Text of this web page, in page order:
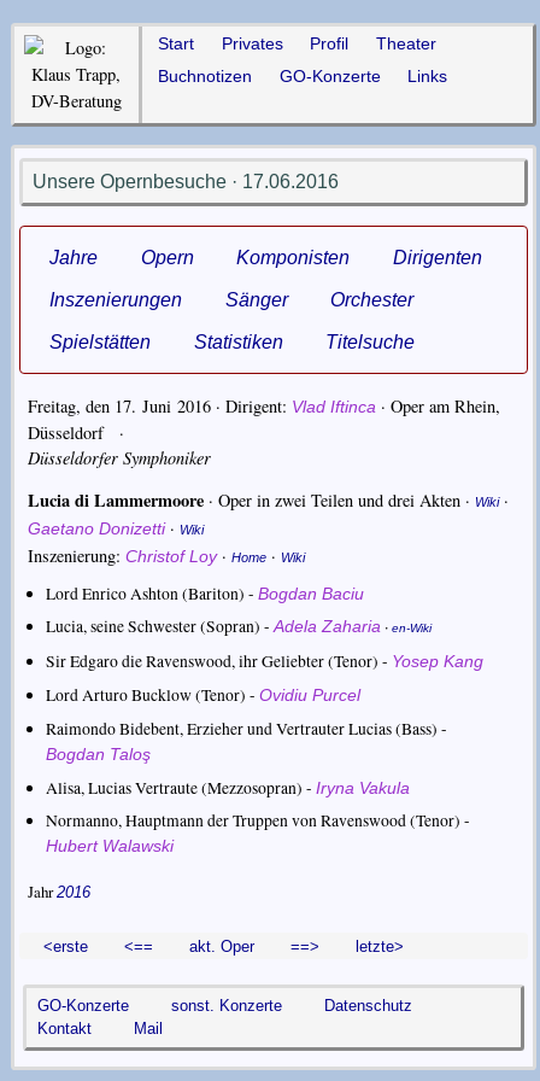
Start Privates Profil
Theater
Buchnotizen
GO-Konzerte Links
Unsere Opernbesuche · 17.06.2016
Jahre Opern Komponisten Dirigenten
Inszenierungen Sänger Orchester
Spielstätten Statistiken Titelsuche
Freitag, den 17. Juni 2016 · Dirigent: Vlad Iftinca ·Oper am Rhein,
Düsseldorf·
Düsseldorfer Symphoniker
Lucia di Lammermoore · Oper in zwei Teilen und drei Akten · Wiki·
Gaetano Donizetti· Wiki
Inszenierung:Christof Loy·Home · Wiki
Lord Enrico Ashton (Bariton) - Bogdan Baciu
Lucia, seine Schwester (Sopran) -Adela Zaharia· en-Wiki
Sir Edgaro die Ravenswood, ihr Geliebter (Tenor) - Yosep Kang
Lord Arturo Bucklow (Tenor) - Ovidiu Purcel
Raimondo Bidebent, Erzieher und Vertrauter Lucias (Bass) -
Bogdan Taloş
Alisa, Lucias Vertraute (Mezzosopran) - Iryna Vakula
Normanno, Hauptmann der Truppen von Ravenswood (Tenor) -
Hubert Walawski
Jahr2016
<erste <== akt. Oper ==> letzte>
GO-Konzerte sonst. Konzerte
Datenschutz
Kontakt
Mail